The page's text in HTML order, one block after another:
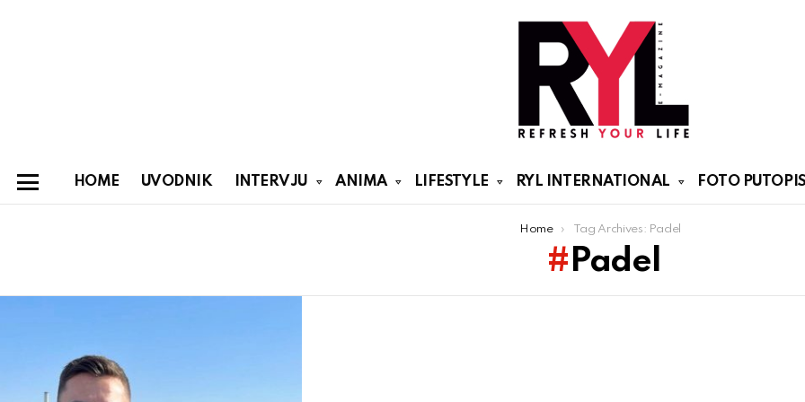
HOME UVODNIK INTERVJU ANIMA LIFESTYLE RYL INTERNATIONAL FOTO PUTOPISI
Home Tag Archives: Padel
Padel